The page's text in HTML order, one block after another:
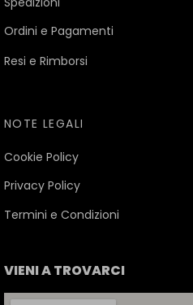
Ordini e Pagamenti
Resi e Rimborsi
NOTE LEGALI
Cookie Policy
Privacy Policy
Termini e Condizioni
VIENI A TROVARCI